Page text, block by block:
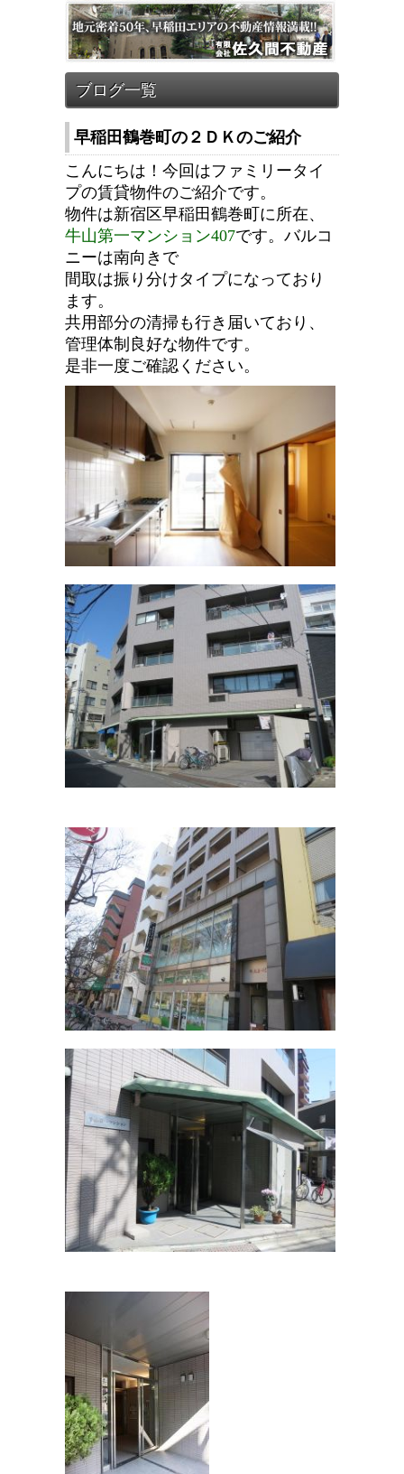
早稲田鶴巻町の２ＤＫのご紹介
こんにちは！今回はファミリータイ
プの賃貸物件のご紹介です。
物件は新宿区早稲田鶴巻町に所在、
牛山第一マンション407です。バルコ
ニーは南向きで
間取は振り分けタイプになっており
ます。
共用部分の清掃も行き届いており、
管理体制良好な物件です。
是非一度ご確認ください。